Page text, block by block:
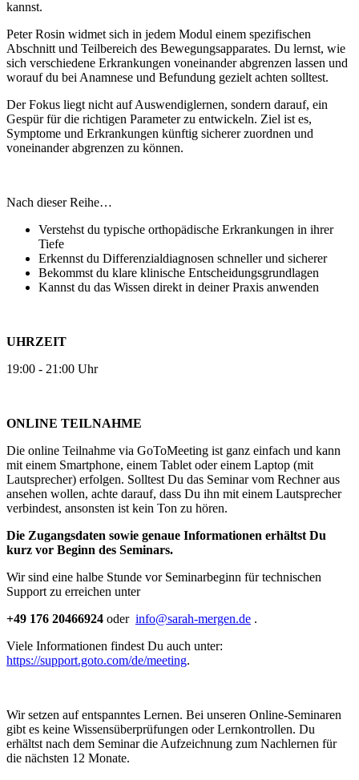
kannst.
Peter Rosin widmet sich in jedem Modul einem spezifischen
Abschnitt und Teilbereich des Bewegungsapparates. Du lernst, wie
sich verschiedene Erkrankungen voneinander abgrenzen lassen und
worauf du bei Anamnese und Befundung gezielt achten solltest.
Der Fokus liegt nicht auf Auswendiglernen, sondern darauf, ein
Gespür für die richtigen Parameter zu entwickeln. Ziel ist es,
Symptome und Erkrankungen künftig sicherer zuordnen und
voneinander abgrenzen zu können.
Nach dieser Reihe…
Verstehst du typische orthopädische Erkrankungen in ihrer
Tiefe
Erkennst du Differenzialdiagnosen schneller und sicherer
Bekommst du klare klinische Entscheidungsgrundlagen
Kannst du das Wissen direkt in deiner Praxis anwenden
UHRZEIT
19:00 - 21:00 Uhr
ONLINE TEILNAHME
Die online Teilnahme via GoToMeeting ist ganz einfach und kann
mit einem Smartphone, einem Tablet oder einem Laptop (mit
Lautsprecher) erfolgen. Solltest Du das Seminar vom Rechner aus
ansehen wollen, achte darauf, dass Du ihn mit einem Lautsprecher
verbindest, ansonsten ist kein Ton zu hören.
Die Zugangsdaten sowie genaue Informationen erhältst Du
kurz vor Beginn des Seminars.
Wir sind eine halbe Stunde vor Seminarbeginn für technischen
Support zu erreichen unter
+49 176 20466924 oder info@sarah-mergen.de .
Viele Informationen findest Du auch unter:
https://support.goto.com/de/meeting.
Wir setzen auf entspanntes Lernen. Bei unseren Online-Seminaren
gibt es keine Wissensüberprüfungen oder Lernkontrollen. Du
erhältst nach dem Seminar die Aufzeichnung zum Nachlernen für
die nächsten 12 Monate.